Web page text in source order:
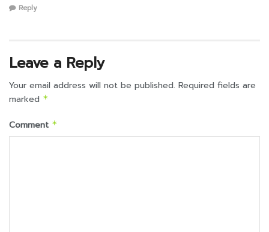
Reply
Leave a Reply
Your email address will not be published. Required fields are
marked *
Comment *